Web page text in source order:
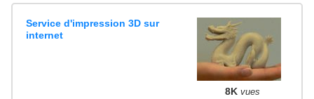
Service d'impression 3D sur
internet
8K vues